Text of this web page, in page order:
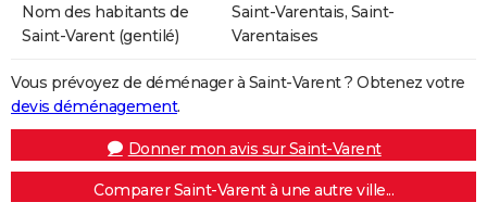
Nom des habitants de
Saint-Varent (gentilé)
Saint-Varentais, Saint-
Varentaises
Vous prévoyez de déménager à Saint-Varent ? Obtenez votre
devis déménagement.
Donner mon avis sur Saint-Varent
Comparer Saint-Varent à une autre ville...